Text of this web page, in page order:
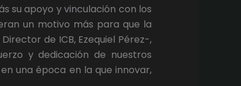
su apoyo y vinculación con los
un motivo más para que la
de ICB, Ezequiel Pérez-,
y dedicación de nuestros
una época en la que innovar,